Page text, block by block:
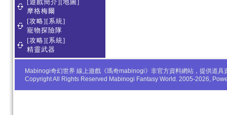
[遊戲簡介][地圖]
摩格梅爾
[攻略][系統]
寵物探險隊
[攻略][系統]
精靈武器
Mabinogi奇幻世界 線上遊戲《瑪奇mabinogi》非官方資料網站，提供道
Copyright All Rights Reserved Mabinogi Fantasy World. 2005-2026,